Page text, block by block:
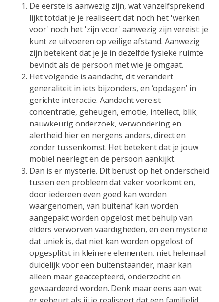
De eerste is aanwezig zijn, wat vanzelfsprekend
lijkt totdat je je realiseert dat noch het 'werken
voor' noch het 'zijn voor' aanwezig zijn vereist: je
kunt ze uitvoeren op veilige afstand. Aanwezig
zijn betekent dat je je in dezelfde fysieke ruimte
bevindt als de persoon met wie je omgaat.
Het volgende is aandacht, dit verandert
generaliteit in iets bijzonders, en ‘opdagen’ in
gerichte interactie. Aandacht vereist
concentratie, geheugen, emotie, intellect, blik,
nauwkeurig onderzoek, verwondering en
alertheid hier en nergens anders, direct en
zonder tussenkomst. Het betekent dat je jouw
mobiel neerlegt en de persoon aankijkt.
Dan is er mysterie. Dit berust op het onderscheid
tussen een probleem dat vaker voorkomt en,
door iedereen even goed kan worden
waargenomen, van buitenaf kan worden
aangepakt worden opgelost met behulp van
elders verworven vaardigheden, en een mysterie
dat uniek is, dat niet kan worden opgelost of
opgesplitst in kleinere elementen, niet helemaal
duidelijk voor een buitenstaander, maar kan
alleen maar geaccepteerd, onderzocht en
gewaardeerd worden. Denk maar eens aan wat